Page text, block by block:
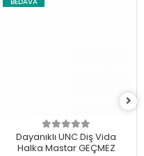
Dayanıklı UNC Diş Vida
Halka Mastar GEÇMEZ